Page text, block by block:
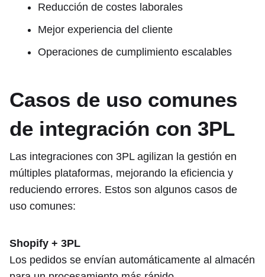
Reducción de costes laborales
Mejor experiencia del cliente
Operaciones de cumplimiento escalables
Casos de uso comunes
de integración con 3PL
Las integraciones con 3PL agilizan la gestión en
múltiples plataformas, mejorando la eficiencia y
reduciendo errores. Estos son algunos casos de
uso comunes:
Shopify + 3PL
Los pedidos se envían automáticamente al almacén